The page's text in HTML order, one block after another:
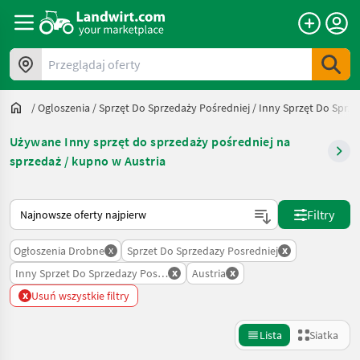
Przeglądaj oferty
/Ogloszenia /Sprzęt Do Sprzedaży Pośredniej / Inny Sprzęt Do
Używane Inny sprzęt do sprzedaży pośredniej na
sprzedaż / kupno w Austria
Tak sortuje się na Landwirt.com
Filtry
Ogłoszenia Drobne x Sprzet Do Sprzedazy Posredniej x
Inny Sprzet Do Sprzedazy Posredniej
x Austria x
x Usuń wszystkie filtry
Lista Siatka